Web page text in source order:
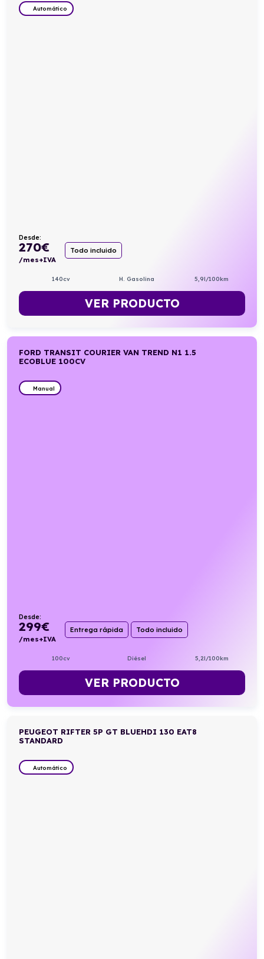
Automático
Desde:
270€
/mes+IVA
Todo incluido
140cv H. Gasolina 5,9l/100km
VER PRODUCTO
FORD TRANSIT COURIER VAN TREND N1 1.5
ECOBLUE 100CV
Manual
Desde:
299€
/mes+IVA
Entrega rápida Todo incluido
100cv Diésel 5,2l/100km
VER PRODUCTO
PEUGEOT RIFTER 5P GT BLUEHDI 130 EAT8
STANDARD
Automático